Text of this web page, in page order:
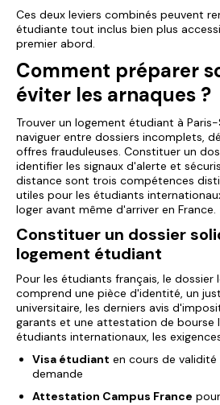
Ces deux leviers combinés peuvent
étudiante tout inclus bien plus
premier abord.
Comment préparer
éviter les arnaques ?
Trouver un logement étudiant à Paris-
naviguer entre dossiers incomplets,
offres frauduleuses. Constituer un
identifier les signaux d'alerte et
distance sont trois compétences
utiles pour les étudiants
loger avant même d'arriver en France.
Constituer un dossier
logement étudiant
Pour les étudiants français, le dossier
comprend une pièce d'identité, un
universitaire, les derniers avis
garants et une attestation de bourse
étudiants internationaux, les
Visa étudiant en cours de
demande
Attestation Campus France